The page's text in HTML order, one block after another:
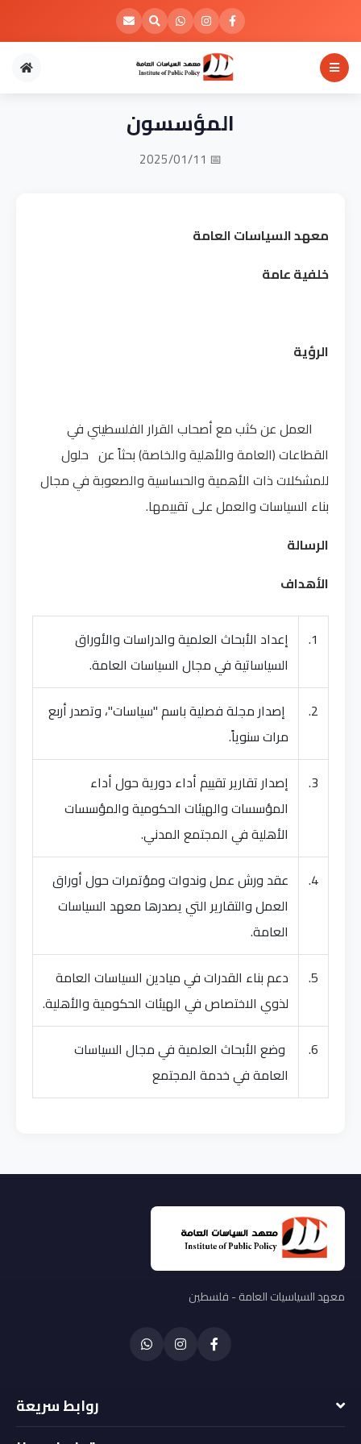
المؤسسون
📅 2025/01/11
معهد السياسات العامة
خلفية عامة
الرؤية
العمل عن كثب مع أصحاب القرار الفلسطيني في
القطاعات (العامة والأهلية والخاصة) بحثاً عن حلول
للمشكلات ذات الأهمية والحساسية والصعوبة في مجال
بناء السياسات والعمل على تقييمها.
الرسالة
الأهداف
1.
إعداد الأبحاث العلمية والدراسات والأوراق
السياساتية في مجال السياسات العامة.
2.
إصدار مجلة فصلية باسم "سياسات"، وتصدر أربع
مرات سنوياً.
3.
إصدار تقارير تقييم أداء دورية حول أداء
المؤسسات والهيئات الحكومية والمؤسسات
الأهلية في المجتمع المدني.
4.
عقد ورش عمل وندوات ومؤتمرات حول أوراق
العمل والتقارير التي يصدرها معهد السياسات
العامة.
5.
دعم بناء القدرات في ميادين السياسات العامة
لذوي الاختصاص في الهيئات الحكومية والأهلية.
6.
وضع الأبحاث العلمية في مجال السياسات
العامة في خدمة المجتمع
معهد السياسيات العامة - فلسطين
روابط سريعة